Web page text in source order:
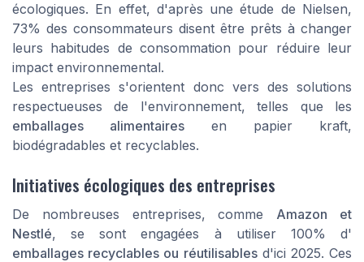
écologiques. En effet, d'après une étude de Nielsen,
73% des consommateurs disent être prêts à changer
leurs habitudes de consommation pour réduire leur
impact environnemental.
Les entreprises s'orientent donc vers des solutions
respectueuses de l'environnement, telles que les
emballages alimentaires en papier kraft,
biodégradables et recyclables.
Initiatives écologiques des entreprises
De nombreuses entreprises, comme Amazon et
Nestlé, se sont engagées à utiliser 100% d'
emballages recyclables ou réutilisablesd'ici 2025. Ces